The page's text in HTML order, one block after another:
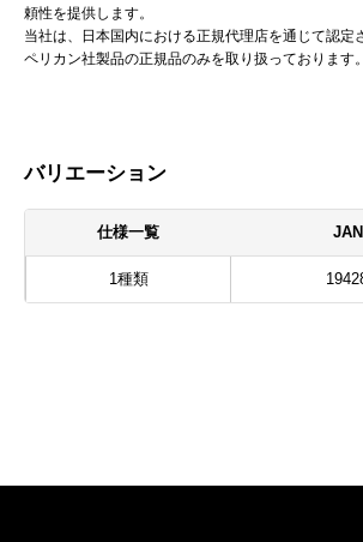
頼性を提供します。
当社は、日本国内における正規代理店を通じて認定
ペリカン社製品の正規品のみを取り扱っております。
バリエーション
仕様一覧
1種類